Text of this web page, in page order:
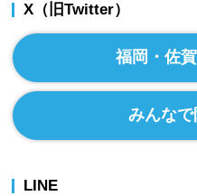
X（旧Twitter）
福岡・佐
みんな
LINE